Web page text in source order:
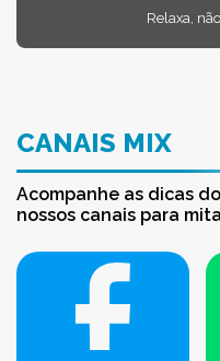
Relaxa,
CANAIS MIX
Acompanhe as dicas
nossos canais para